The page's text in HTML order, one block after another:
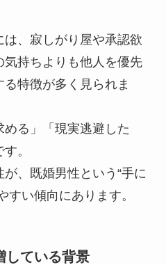
、寂しがり屋や承認欲
持ちよりも他人を優先
特徴が多く見られま
める」「現実逃避した
。
、既婚男性という“手に
すい傾向にあります。
している背景